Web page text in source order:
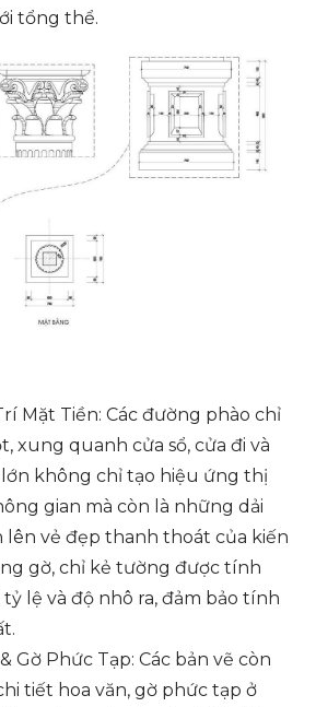
tổng thể.
Mặt Tiền: Các đường phào chỉ
xung quanh cửa sổ, cửa đi và
không chỉ tạo hiệu ứng thị
gian mà còn là những dải
lên vẻ đẹp thanh thoát của kiến
gờ, chỉ kẻ tường được tính
lệ và độ nhô ra, đảm bảo tính
Gờ Phức Tạp: Các bản vẽ còn
tiết hoa văn, gờ phức tạp ở